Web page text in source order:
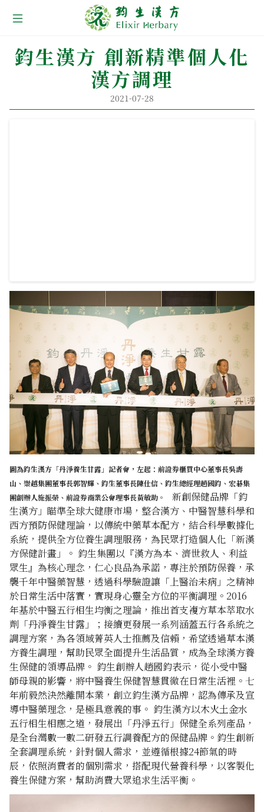
關於鈞生
最新消息
鈞生漢方 創新精準個人化
漢方調理
2021-07-28
圖為鈞生漢方「丹淨養生甘露」記者會，左起：前證券櫃買中心董事長吳壽
山、崇越集團董事長郭智輝、鈞生董事長陳仕信、鈞生總經理趙國鈞、 宏碁集
團創辦人施振榮、前證券商業公會理事長黃敏助。
新創保健品牌「鈞
生漢方」瞄準全球大健康市場，整合漢方、中醫智慧科學和
西方預防保健理論，以傳統中藥草本配方，結合科學數據化
系統，提供全方位養生調理服務，為民眾打造個人化「新漢
方保健計畫」。 鈞生集團以『漢方為本、濟世救人、利益
眾生』為核心理念，仁心良品為承諾，專注於預防保養，承
襲千年中醫藥智慧，透過科學驗證讓「上醫治未病」之精神
於日常生活中落實，實現身心靈全方位的平衡調理。2016
年基於中醫五行相生均衡之理論，推出首支複方草本萃取水
劑「丹淨養生甘露」；接續更發展一系列涵蓋五行各系統之
調理方案，為各領域菁英人士推薦及信賴，希望透過草本漢
方養生調理，幫助民眾全面提升生活品質，成為全球漢方養
生保健的領導品牌。 鈞生創辦人趙國鈞表示，從小受中醫
師母親的影響，將中醫養生保健智慧貫徹在日常生活裡。七
年前毅然決然離開本業，創立鈞生漢方品牌，認為傳承及宣
導中醫藥理念，是極具意義的事。 鈞生漢方以木火土金水
五行相生相應之道，發展出「丹淨五行」保健全系列產品，
是全台灣數一數二研發五行調養配方的保健品牌。鈞生創新
全套調理系統，針對個人需求，並遵循根據24節氣的時
辰，依照消費者的個別需求，搭配現代營養科學，以客製化
養生保健方案，幫助消費大眾追求生活平衡。